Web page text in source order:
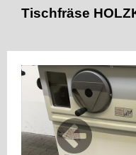
Tischfräse